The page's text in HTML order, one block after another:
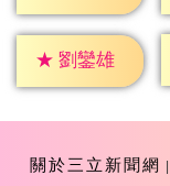
★ 劉鑾雄
關於三立新聞網